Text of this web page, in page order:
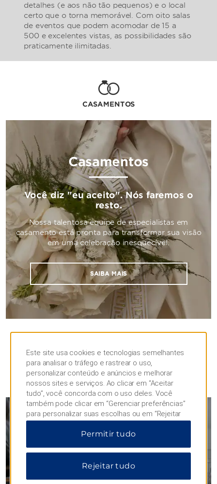
detalhes (e aos não tão pequenos) e o local
certo que o torna memorável. Com oito salas
de eventos que podem acomodar de 15 a
500 e excelentes vistas, as possibilidades são
praticamente ilimitadas.
Casamentos
Você diz "eu aceito". Nós faremos o
resto.
Nossa talentosa equipe de especialistas em
casamento está pronta para transformar sua visão
em uma celebração inesquecível.
SAIBA MAIS
CASAMENTOS
Reuniões e Eventos
Instalações inspiradoras para os
negócios
Nossos espaços flexíveis acomodam grandes
REUNIÕES
Este site usa cookies e tecnologias semelhantes
para analisar o tráfego e rastrear o uso,
personalizar conteúdo e anúncios e melhorar
nossos sites e serviços. Ao clicar em “Aceitar
tudo”, você concorda com o uso deles. Você
também pode clicar em “Gerenciar preferências”
para personalizar suas escolhas ou em “Rejeitar
tudo” para permitir apenas cookies essenciais.
Para obter informações adicionais, visite nosso
Permitir tudo
Rejeitar tudo